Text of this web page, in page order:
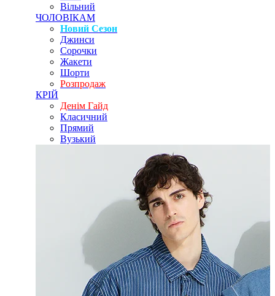
Вільний
ЧОЛОВІКАМ
Новий Сезон
Джинси
Сорочки
Жакети
Шорти
Розпродаж
КРІЙ
Денім Гайд
Класичний
Прямий
Вузький